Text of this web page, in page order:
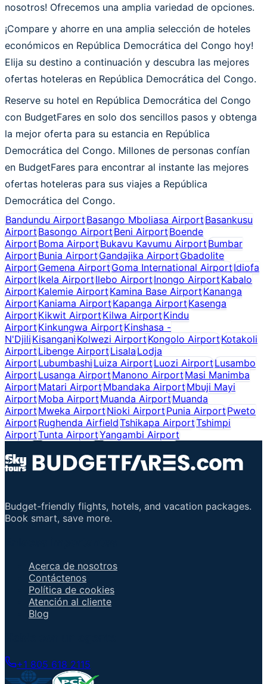
nosotros! Ofrecemos una amplia variedad de opciones.
¡Compare y ahorre en una amplia selección de hoteles
económicos en República Democrática del Congo hoy!
Elija su destino a continuación y descubra las mejores
ofertas hoteleras en República Democrática del Congo.
Reserve su hotel en República Democrática del Congo
con BudgetFares en solo dos sencillos pasos y obtenga
la mejor oferta para su estancia en República
Democrática del Congo. Millones de personas confían
en BudgetFares para encontrar al instante las mejores
ofertas hoteleras para sus viajes a República
Democrática del Congo.
Bandundu AirportBasango Mboliasa AirportBasankusu
AirportBasongo AirportBeni AirportBoende
AirportBoma AirportBukavu Kavumu AirportBumbar
AirportBunia AirportGandajika AirportGbadolite
AirportGemena AirportGoma International AirportIdiofa
AirportIkela AirportIlebo AirportInongo AirportKabalo
AirportKalemie AirportKamina Base AirportKananga
AirportKaniama AirportKapanga AirportKasenga
AirportKikwit AirportKilwa AirportKindu
AirportKinkungwa AirportKinshasa -
N'DjiliKisanganiKolwezi AirportKongolo AirportKotakoli
AirportLibenge AirportLisalaLodja
AirportLubumbashiLuiza AirportLuozi AirportLusambo
AirportLusanga AirportManono AirportMasi Manimba
AirportMatari AirportMbandaka AirportMbuji Mayi
AirportMoba AirportMuanda AirportMuanda
AirportMweka AirportNioki AirportPunia AirportPweto
AirportRughenda AirfieldTshikapa AirportTshimpi
AirportTunta AirportYangambi Airport
Budget-friendly flights, hotels, and vacation packages.
Book smart, save more.
Acerca de nosotros
Contáctenos
Política de cookies
Atención al cliente
Blog
+1 805 618 2115